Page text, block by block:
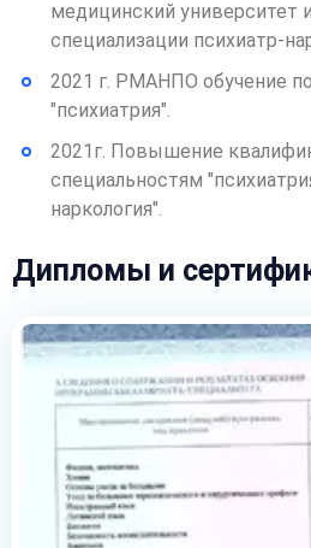
медицинский университет
специализации психиатр-
2021 г. РМАНПО обучение
"психиатрия".
2021г. Повышение
специальностям
наркология".
Дипломы и